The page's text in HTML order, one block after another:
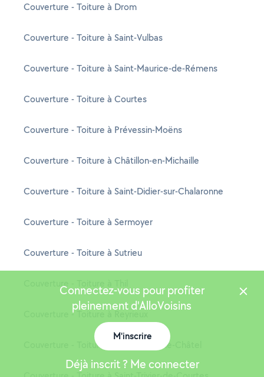
Couverture - Toiture à Drom
Couverture - Toiture à Saint-Vulbas
Couverture - Toiture à Saint-Maurice-de-Rémens
Couverture - Toiture à Courtes
Couverture - Toiture à Prévessin-Moëns
Couverture - Toiture à Châtillon-en-Michaille
Couverture - Toiture à Saint-Didier-sur-Chalaronne
Couverture - Toiture à Sermoyer
Couverture - Toiture à Sutrieu
Couverture - Toiture à Thil
Couverture - Toiture à Reyrieux
Couverture - Toiture à Saint-Martin-le-Châtel
Connectez-vous pour profiter
pleinement d'AlloVoisins
M'inscrire
Déjà inscrit ? Me connecter